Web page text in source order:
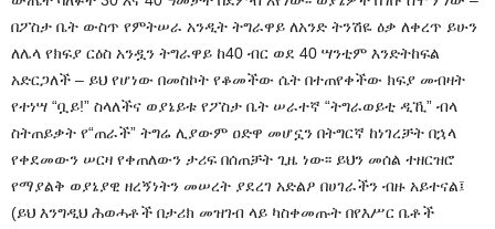
በፖስታ ቤት ውስጥ የምትሠራ አንዲት ትግራዋይ ለአንድ ትንሽዬ ዕቃ ለቀረጥ ይሁን
ለሌላ የክፍያ ርዕስ አንዷን ትግራዋይ ከ40 ብር ወደ 40 ሣንቲም እንድትከፍል
አድርጋለች – ይህ የሆነው በመስኮት የቆመችው ሴት በተጠየቀችው ክፍያ መብዛት
የተነሣ “ቧይ!” ስላለችና ወያኔይቱ የፖስታ ቤት ሠራተኛ “ትግራወይቲ ዲኺ” ብላ
ስትጠይቃት የ“ጠራች” ትግሬ ሊያውም ዐድዋ መሆኗን በትግርኛ ከነገረቻት በኋላ
የቀደመውን ሠርዛ የቀጠለውን ታሪፍ በሰጠቻት ጊዜ ነው፡፡ ይህን መሰል ተዘርዝሮ
የማያልቅ ወያኔያዊ ዘረኝነትን መሠረት ያደረገ አድልዖ በሀገራችን ብዙ አይተናል፤
(ይህ እንግዲህ ሕወሓቶች በታሪክ መዝገብ ላይ ካስቀመጡት በየእሥር ቤቶች